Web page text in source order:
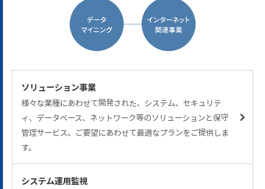
ソリューション事業
様々な業種にあわせて開発された、システム、セキュリテ
ィ、データベース、ネットワーク等のソリューションと保守
管理サービス。ご要望にあわせて最適なプランをご提供しま
す。
システム運用監視